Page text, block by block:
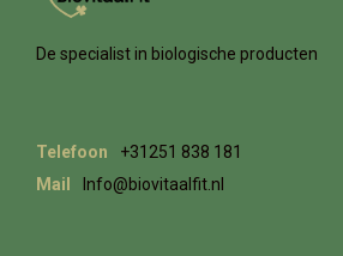
De specialist in biologische producten
Telefoon
+31251 838 181
Mail
Info@biovitaalfit.nl